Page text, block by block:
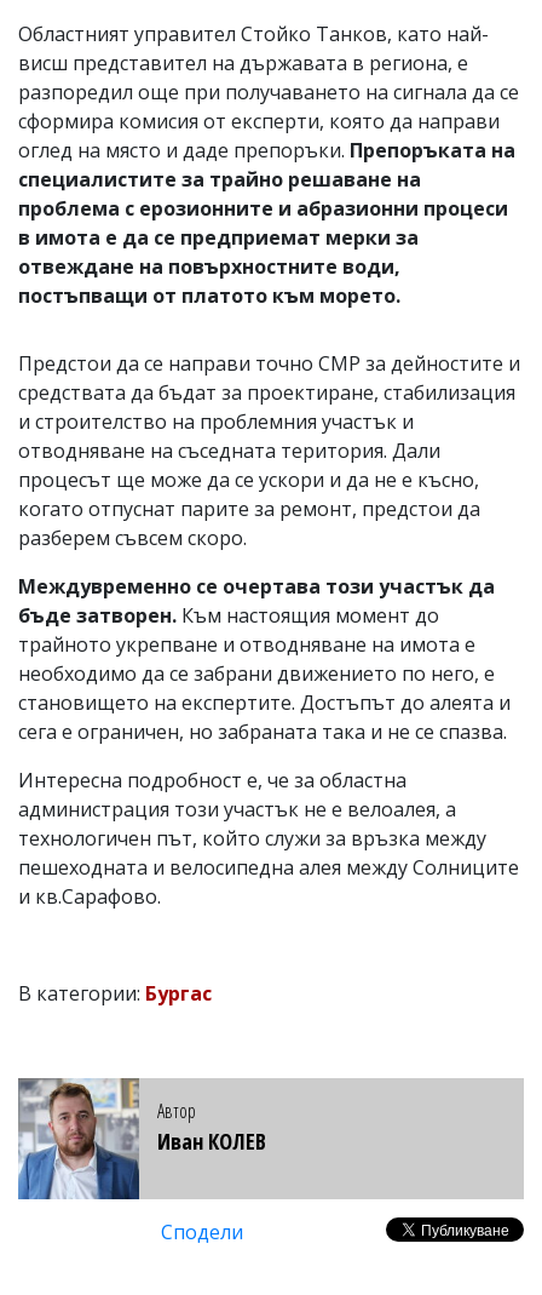
Областният управител Стойко Танков, като най-
висш представител на държавата в региона, е
разпоредил още при получаването на сигнала да се
сформира комисия от експерти, която да направи
оглед на място и даде препоръки. Препоръката на
специалистите за трайно решаване на
проблема с ерозионните и абразионни процеси
в имота е да се предприемат мерки за
отвеждане на повърхностните води,
постъпващи от платото към морето.
Предстои да се направи точно СМР за дейностите и
средствата да бъдат за проектиране, стабилизация
и строителство на проблемния участък и
отводняване на съседната територия. Дали
процесът ще може да се ускори и да не е късно,
когато отпуснат парите за ремонт, предстои да
разберем съвсем скоро.
Междувременно се очертава този участък да
бъде затворен. Към настоящия момент до
трайното укрепване и отводняване на имота е
необходимо да се забрани движението по него, е
становището на експертите. Достъпът до алеята и
сега е ограничен, но забраната така и не се спазва.
Интересна подробност е, че за областна
администрация този участък не е велоалея, а
технологичен път, който служи за връзка между
пешеходната и велосипедна алея между Солниците
и кв.Сарафово.
В категории: Бургас
Автор
Иван КОЛЕВ
Сподели